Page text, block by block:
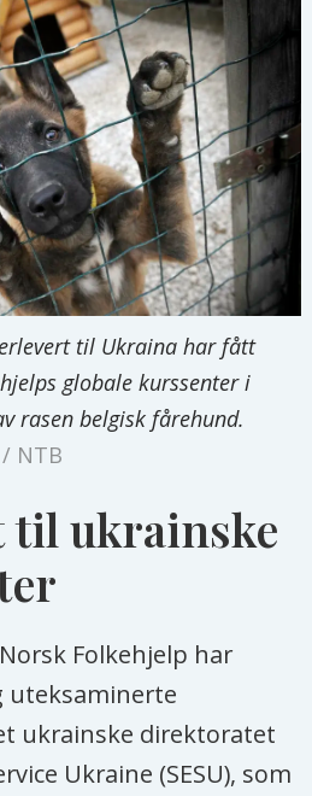
til Ukraina har fått
globale kurssenter i
rasen belgisk fårehund.
NTB
til ukrainske
Folkehjelp har
uteksaminerte
ukrainske direktoratet
Ukraine (SESU), som